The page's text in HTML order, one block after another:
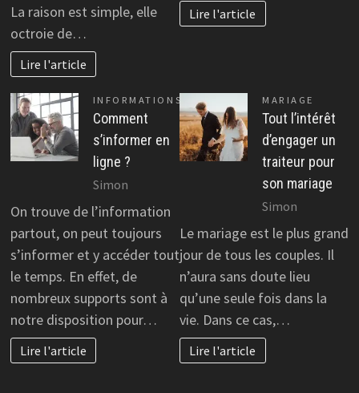
La raison est simple, elle
octroie de…
Lire l'article
Lire l'article
INFORMATIONS
Comment
s’informer en
ligne ?
Simon
On trouve de l’information
partout, on peut toujours
s’informer et y accéder tout
le temps. En effet, de
nombreux supports sont à
notre disposition pour…
Lire l'article
MARIAGE
Tout l’intérêt
d’engager un
traiteur pour
son mariage
Simon
Le mariage est le plus grand
jour de tous les couples. Il
n’aura sans doute lieu
qu’une seule fois dans la
vie. Dans ce cas,…
Lire l'article